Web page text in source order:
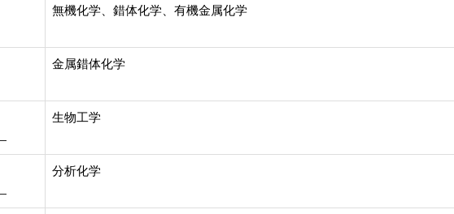
無機化学、錯体化学、有機金属化学
金属錯体化学
生物工学
分析化学